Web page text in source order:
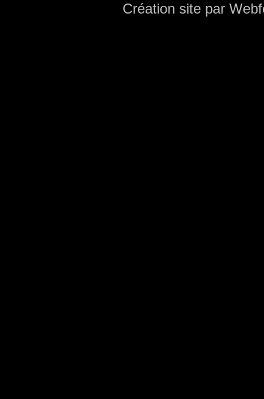
Création site par